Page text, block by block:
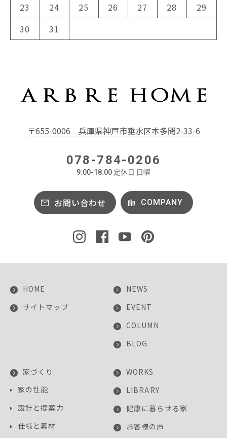
23
24 25 26 27 28
29
30
31
〒655-0006 兵庫県神戸市垂水区本多聞2-33-6
078-784-0206
9:00-18:00 定休日 日曜
お問い合わせ COMPANY
HOME
サイトマップ
NEWS
EVENT
COLUMN
BLOG
家づくり
家の性能
設計と提案力
仕様と素材
WORKS
LIBRARY
健康に暮らせる家
お客様の声